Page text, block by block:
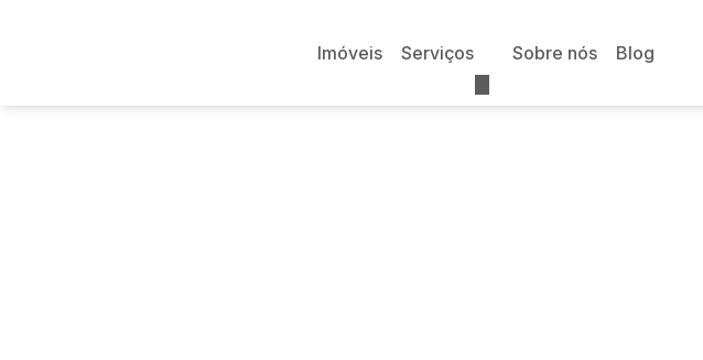
Blog
Sobre nós
Serviços
Imóveis